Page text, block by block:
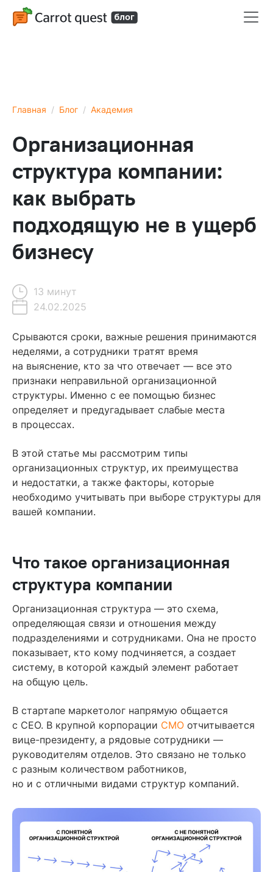
Главная Блог Академия
Организационная
структура компании:
как выбрать
подходящую не в ущерб
бизнесу
13 минут
24.02.2025
Содержание
Что такое организационная структура компании
Цели и задачи организационной структуры
Виды организационных структур компании
Как выбрать подходящую организационную структуру
Инструменты для визуализации организационной
структуры
Что в итоге
Срываются сроки, важные решения принимаются
неделями, а сотрудники тратят время
на выяснение, кто за что отвечает — все это
признаки неправильной организационной
структуры. Именно с ее помощью бизнес
определяет и предугадывает слабые места
в процессах.
В этой статье мы рассмотрим типы
организационных структур, их преимущества
и недостатки, а также факторы, которые
необходимо учитывать при выборе структуры для
вашей компании.
Что такое организационная
структура компании
Организационная структура — это схема,
определяющая связи и отношения между
подразделениями и сотрудниками. Она не просто
показывает, кто кому подчиняется, а создает
систему, в которой каждый элемент работает
на общую цель.
В стартапе маркетолог напрямую общается
с CEO. В крупной корпорации СМО отчитывается
вице-президенту, а рядовые сотрудники —
руководителям отделов. Это связано не только
с разным количеством работников,
но и с отличными видами структур компаний.